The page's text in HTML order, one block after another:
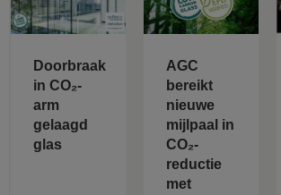
Doorbraak
in CO₂-
arm
gelaagd
glas
AGC
bereikt
nieuwe
mijlpaal in
CO₂-
reductie
met